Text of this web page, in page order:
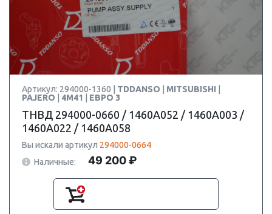
Артикул: 294000-1360 | TDDANSO MITSUBISHI
PAJERO
4M41 ЕВРО 3
ТНВД 294000-0660 / 1460A052 / 1460A003 /
1460A022 / 1460A058
Вы искали артикул 294000-0664
Наличные:
49 200 ₽